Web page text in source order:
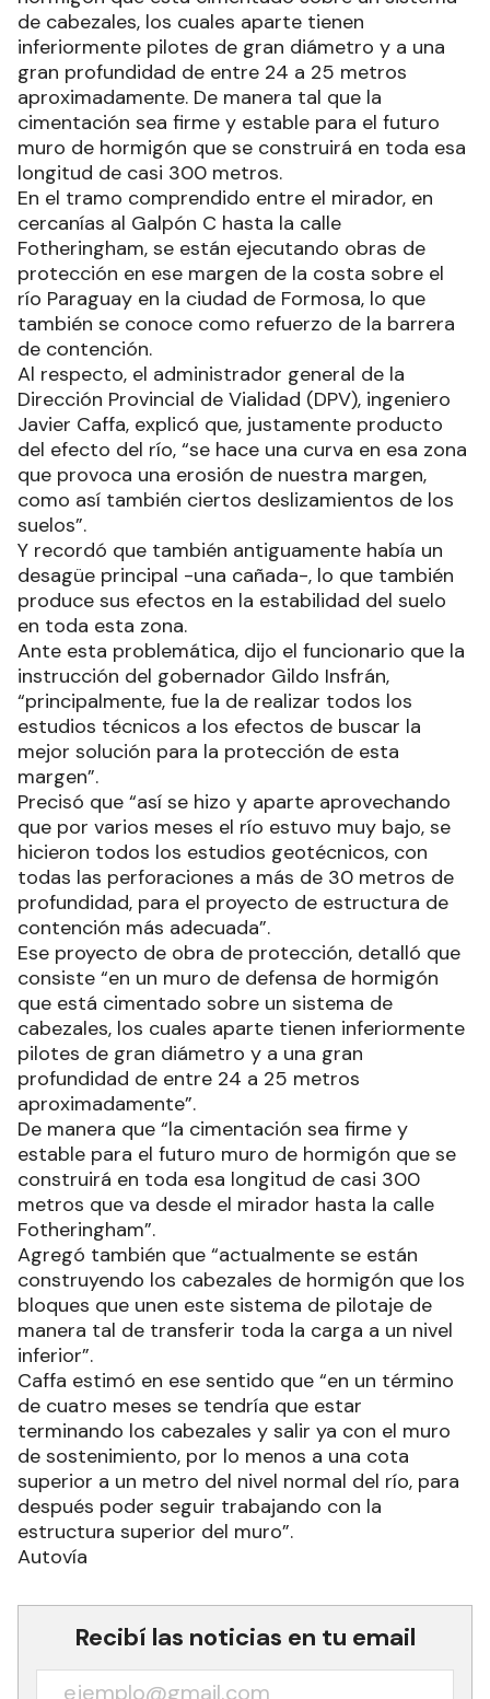
de cabezales, los cuales aparte tienen
inferiormente pilotes de gran diámetro y a una
gran profundidad de entre 24 a 25 metros
aproximadamente. De manera tal que la
cimentación sea firme y estable para el futuro
muro de hormigón que se construirá en toda esa
longitud de casi 300 metros.
En el tramo comprendido entre el mirador, en
cercanías al Galpón C hasta la calle
Fotheringham, se están ejecutando obras de
protección en ese margen de la costa sobre el
río Paraguay en la ciudad de Formosa, lo que
también se conoce como refuerzo de la barrera
de contención.
Al respecto, el administrador general de la
Dirección Provincial de Vialidad (DPV), ingeniero
Javier Caffa, explicó que, justamente producto
del efecto del río, “se hace una curva en esa zona
que provoca una erosión de nuestra margen,
como así también ciertos deslizamientos de los
suelos”.
Y recordó que también antiguamente había un
desagüe principal -una cañada-, lo que también
produce sus efectos en la estabilidad del suelo
en toda esta zona.
Ante esta problemática, dijo el funcionario que la
instrucción del gobernador Gildo Insfrán,
“principalmente, fue la de realizar todos los
estudios técnicos a los efectos de buscar la
mejor solución para la protección de esta
margen”.
Precisó que “así se hizo y aparte aprovechando
que por varios meses el río estuvo muy bajo, se
hicieron todos los estudios geotécnicos, con
todas las perforaciones a más de 30 metros de
profundidad, para el proyecto de estructura de
contención más adecuada”.
Ese proyecto de obra de protección, detalló que
consiste “en un muro de defensa de hormigón
que está cimentado sobre un sistema de
cabezales, los cuales aparte tienen inferiormente
pilotes de gran diámetro y a una gran
profundidad de entre 24 a 25 metros
aproximadamente”.
De manera que “la cimentación sea firme y
estable para el futuro muro de hormigón que se
construirá en toda esa longitud de casi 300
metros que va desde el mirador hasta la calle
Fotheringham”.
Agregó también que “actualmente se están
construyendo los cabezales de hormigón que los
bloques que unen este sistema de pilotaje de
manera tal de transferir toda la carga a un nivel
inferior”.
Caffa estimó en ese sentido que “en un término
de cuatro meses se tendría que estar
terminando los cabezales y salir ya con el muro
de sostenimiento, por lo menos a una cota
superior a un metro del nivel normal del río, para
después poder seguir trabajando con la
estructura superior del muro”.
Autovía
Recibí las noticias en tu email